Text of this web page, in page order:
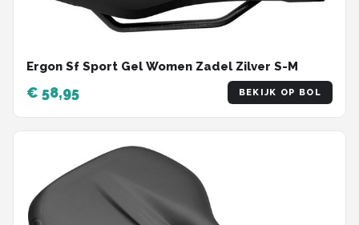
Ergon Sf Sport Gel Women Zadel Zilver S-M
€ 58,95 BEKIJK OP BOL